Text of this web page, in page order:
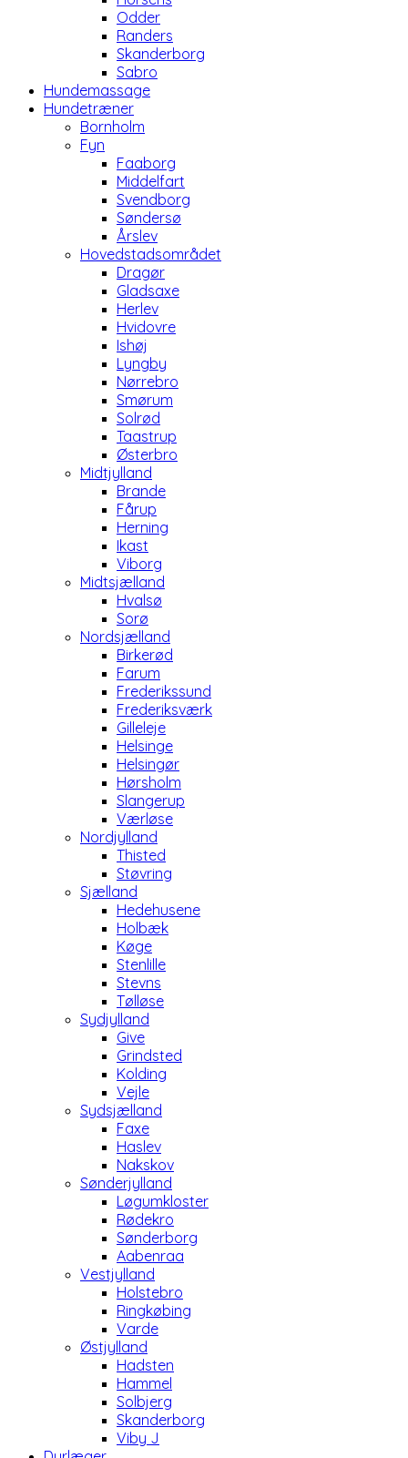
Odder
Randers
Skanderborg
Sabro
Hundemassage
Hundetræner
Bornholm
Fyn
Faaborg
Middelfart
Svendborg
Søndersø
Årslev
Hovedstadsområdet
Dragør
Gladsaxe
Herlev
Hvidovre
Ishøj
Lyngby
Nørrebro
Smørum
Solrød
Taastrup
Østerbro
Midtjylland
Brande
Fårup
Herning
Ikast
Viborg
Midtsjælland
Hvalsø
Sorø
Nordsjælland
Birkerød
Farum
Frederikssund
Frederiksværk
Gilleleje
Helsinge
Helsingør
Hørsholm
Slangerup
Værløse
Nordjylland
Thisted
Støvring
Sjælland
Hedehusene
Holbæk
Køge
Stenlille
Stevns
Tølløse
Sydjylland
Give
Grindsted
Kolding
Vejle
Sydsjælland
Faxe
Haslev
Nakskov
Sønderjylland
Løgumkloster
Rødekro
Sønderborg
Aabenraa
Vestjylland
Holstebro
Ringkøbing
Varde
Østjylland
Hadsten
Hammel
Solbjerg
Skanderborg
Viby J